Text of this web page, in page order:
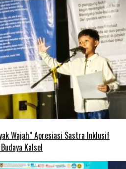
Wajah” Apresiasi Sastra Inklusif
Kalsel